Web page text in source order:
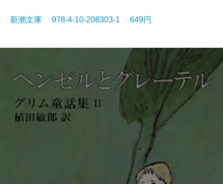
新潮文庫 978-4-10-208303-1 649円